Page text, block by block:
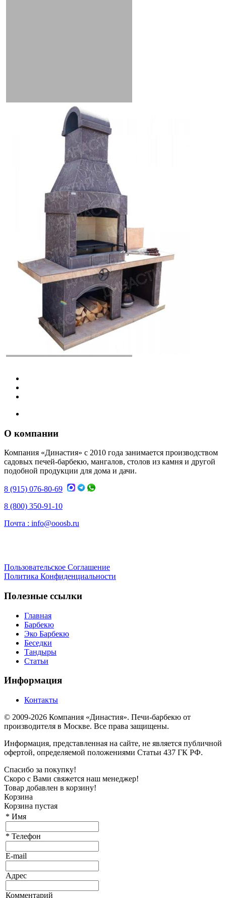
О компании
Компания «Династия» с 2010 года занимается производством
садовых печей-барбекю, мангалов, столов из камня и другой
подобной продукции для дома и дачи.
8 (915) 076-80-69
8 (800) 350-91-10
Почта : info@ooosb.ru
Пользовательское Соглашение
Политика Конфиденциальности
Полезные ссылки
Главная
Барбекю
Эко Барбекю
Беседки
Тандыры
Статьи
Информация
Контакты
© 2009-2026 Компания «Династия». Печи-барбекю от
производителя в Москве. Все права защищены.
Информация, представленная на сайте, не является публичной
офертой, определяемой положениями Статьи 437 ГК РФ.
Спасибо за покупку!
Скоро с Вами свяжется наш менеджер!
Товар добавлен в корзину!
Корзина
Корзина пустая
* Имя
* Телефон
E-mail
Адрес
Комментарий